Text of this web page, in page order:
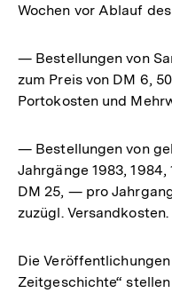
Wochen vor Ablauf
— Bestellungen von
zum Preis von DM 6,
Portokosten und
— Bestellungen von
Jahrgänge 1983, 1984,
DM 25, — pro
zuzügl. Versandkosten.
Die
Zeitgeschichte“